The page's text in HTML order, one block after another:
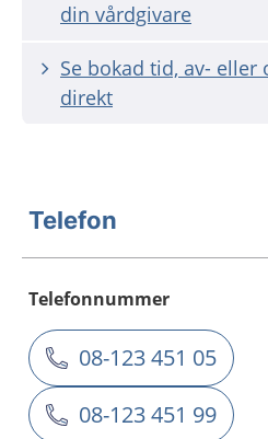
din vårdgivare
Se bokad tid, av- eller
direkt
Telefon
Telefonnummer
08-123 451 05
08-123 451 99